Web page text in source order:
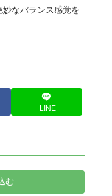
なバランス感覚を
LINE
む